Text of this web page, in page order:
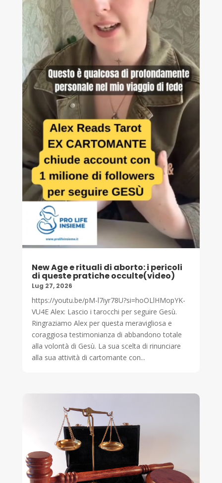
New Age e rituali di aborto: i pericoli
di queste pratiche occulte(video)
Lug 27, 2026
https://youtu.be/pM-l7iyr78U?si=hoOLlHMopYK-
VU4E Alex: Lascio i tarocchi per seguire Gesù.
Ringraziamo Alex per questa meravigliosa e
coraggiosa testimonianza di abbandono totale
alla volontà di Gesù. La sua scelta di rinunciare
alla sua attività di cartomante con...